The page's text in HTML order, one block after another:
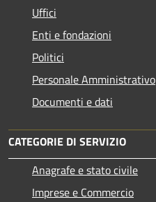
Uffici
Enti e fondazioni
Politici
Personale Amministrativo
Documenti e dati
CATEGORIE DI SERVIZIO
Anagrafe e stato civile
Imprese e Commercio